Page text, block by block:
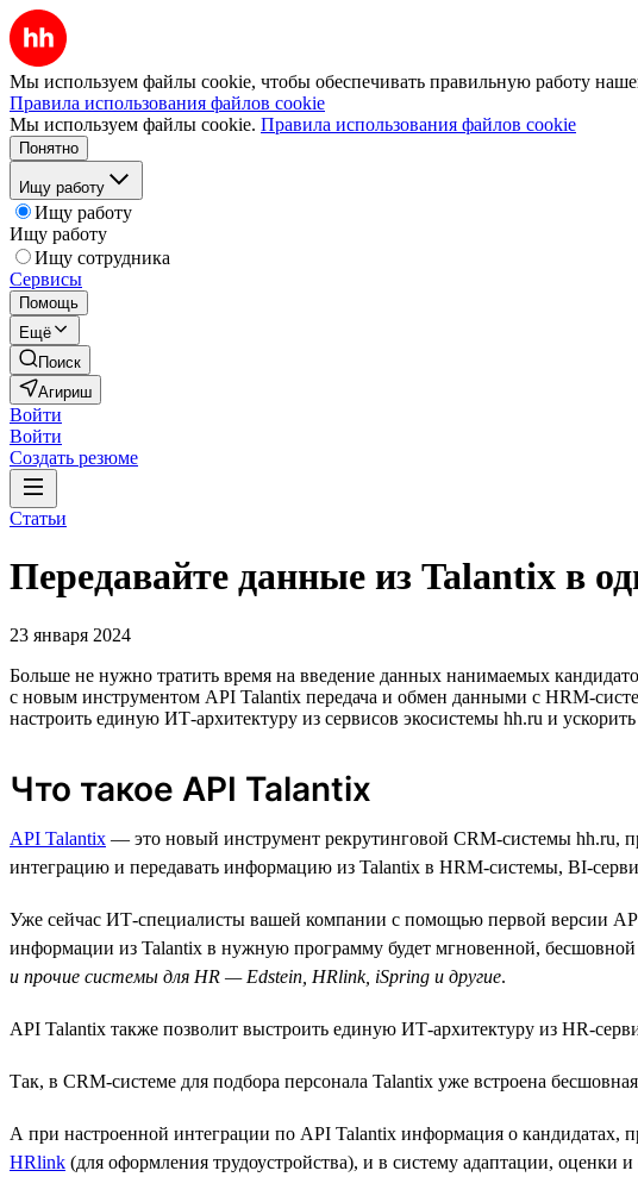
Мы используем файлы cookie, чтобы обеспечивать правильную работу
Правила использования файлов cookie
Мы используем файлы cookie. Правила использования файлов cookie
Понятно
Ищу работу
Ищу работу
Ищу работу
Ищу сотрудника
Сервисы
Помощь
Ещё
Поиск
Агириш
Войти
Войти
Создать резюме
Статьи
Передавайте данные из Talantix в
23 января 2024
Больше не нужно тратить время на введение данных нанимаемых
с новым инструментом API Talantix передача и обмен данными с HRM-
настроить единую ИТ-архитектуру из сервисов экосистемы hh.ru и
Что такое API Talantix
API Talantix — это новый инструмент рекрутинговой СRM-системы hh.ru,
интеграцию и передавать информацию из Talantix в HRM-системы, BI-
Уже сейчас ИТ-специалисты вашей компании с помощью первой версии
информации из Talantix в нужную программу будет мгновенной, бесшовной
и прочие системы для HR — Edstein, HRlink, iSpring и другие.
API Talantix также позволит выстроить единую ИТ-архитектуру из HR-
Так, в CRM-системе для подбора персонала Talantix уже встроена
А при настроенной интеграции по API Talantix информация о кандидатах,
HRlink (для оформления трудоустройства), и в систему адаптации, оценки и